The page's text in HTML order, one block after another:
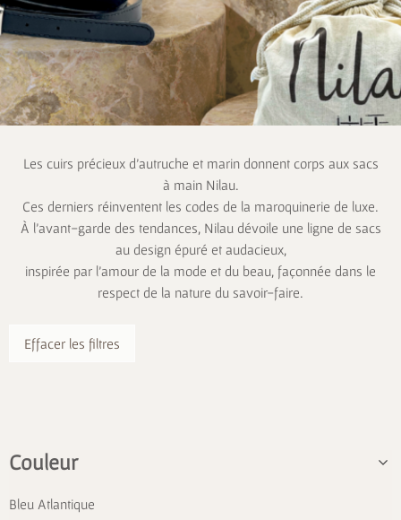
Les cuirs précieux d’autruche et marin donnent corps aux sacs
à main Nilau.
Ces derniers réinventent les codes de la maroquinerie de luxe.
À l’avant-garde des tendances, Nilau dévoile une ligne de sacs
au design épuré et audacieux,
inspirée par l’amour de la mode et du beau, façonnée dans le
respect de la nature du savoir-faire.
Effacer les filtres
Couleur
Bleu Atlantique